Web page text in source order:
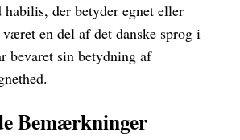
der betyder egnet eller
en del af det danske sprog i
bevaret sin betydning af
Bemærkninger